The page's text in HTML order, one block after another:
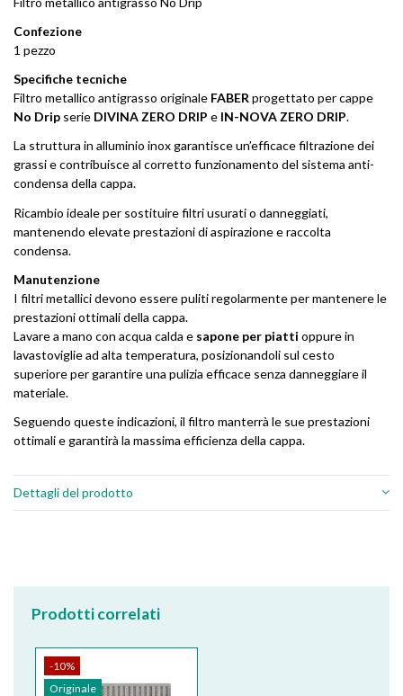
Confezione
1 pezzo
Specifiche tecniche
Filtro metallico antigrasso originale FABER progettato per cappe
No Drip serie DIVINA ZERO DRIP e IN-NOVA ZERO DRIP.
La struttura in alluminio inox garantisce un’efficace filtrazione dei
grassi e contribuisce al corretto funzionamento del sistema anti-
condensa della cappa.
Ricambio ideale per sostituire filtri usurati o danneggiati,
mantenendo elevate prestazioni di aspirazione e raccolta
condensa.
Manutenzione
I filtri metallici devono essere puliti regolarmente per mantenere le
prestazioni ottimali della cappa.
Lavare a mano con acqua calda e sapone per piatti oppure in
lavastoviglie ad alta temperatura, posizionandoli sul cesto
superiore per garantire una pulizia efficace senza danneggiare il
materiale.
Seguendo queste indicazioni, il filtro manterrà le sue prestazioni
ottimali e garantirà la massima efficienza della cappa.
Dettagli del prodotto
Prodotti correlati
-10%
Originale